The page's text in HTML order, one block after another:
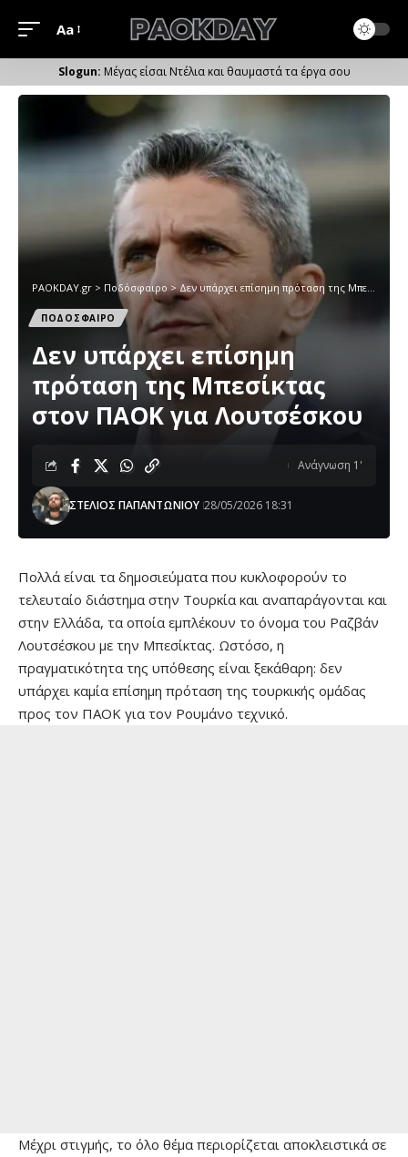
Μέγεθος
Γραμματοσειράς
Aa
Μέγας είσαι Ντέλια και θαυμαστά τα έργα σου
PAOKDAY.gr > Ποδόσφαιρο>Δεν υπάρχει επίσημη πρόταση της Μπεσίκτας στον ΠΑΟΚ για Λουτσέσκου
ΠΟΔΟΣΦΑΙΡΟ
Δεν υπάρχει επίσημη
πρόταση της Μπεσίκτας
στον ΠΑΟΚ για Λουτσέσκου
ΣΤΕΛΙΟΣ ΠΑΠΑΝΤΩΝΙΟΥ 28/05/2026 18:31
Ανάγνωση 1'
Πολλά είναι τα δημοσιεύματα που κυκλοφορούν το
τελευταίο διάστημα στην Τουρκία και αναπαράγονται και
στην Ελλάδα, τα οποία εμπλέκουν το όνομα του Ραζβάν
Λουτσέσκου με την Μπεσίκτας. Ωστόσο, η
πραγματικότητα της υπόθεσης είναι ξεκάθαρη: δεν
υπάρχει καμία επίσημη πρόταση της τουρκικής ομάδας
προς τον ΠΑΟΚ για τον Ρουμάνο τεχνικό.
Μέχρι στιγμής, το όλο θέμα περιορίζεται αποκλειστικά σε